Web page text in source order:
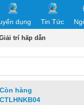
dụng Tin Tức
trí hấp dẫn
Còn hàng
CTLHNKB04